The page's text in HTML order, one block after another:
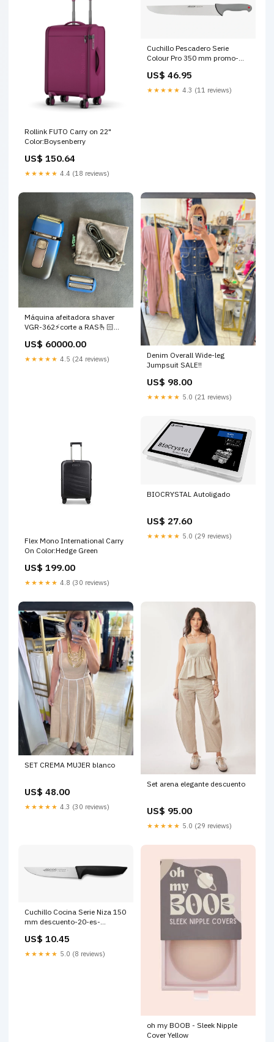
Rollink FUTO Carry on 22"
Color:Boysenberry
US$ 150.64
★★★★★ 4.4 (18 reviews)
Cuchillo Pescadero Serie
Colour Pro 350 mm promo-
20260412
US$ 46.95
★★★★★ 4.3 (11 reviews)
Máquina afeitadora shaver
VGR-362⚡️corte a RAS🫰🏻
US$ 60000.00
★★★★★ 4.5 (24 reviews)
Denim Overall Wide-leg
Jumpsuit SALE!!
US$ 98.00
★★★★★ 5.0 (21 reviews)
Flex Mono International Carry
On Color:Hedge Green
US$ 199.00
★★★★★ 4.8 (30 reviews)
BIOCRYSTAL Autoligado
US$ 27.60
★★★★★ 5.0 (29 reviews)
SET CREMA MUJER blanco
US$ 48.00
★★★★★ 4.3 (30 reviews)
Set arena elegante descuento
US$ 95.00
★★★★★ 5.0 (29 reviews)
Cuchillo Cocina Serie Niza 150
mm descuento-20-es-
US$ 10.45
★★★★★ 5.0 (8 reviews)
oh my BOOB - Sleek Nipple
Cover Yellow